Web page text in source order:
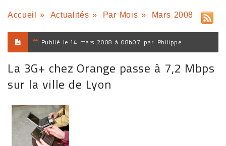
Accueil » Actualités » Par Mois » Mars 2008
Publié le 14 mars 2008 à 08h07 par Philippe
La 3G+ chez Orange passe à 7,2 Mbps
sur la ville de Lyon